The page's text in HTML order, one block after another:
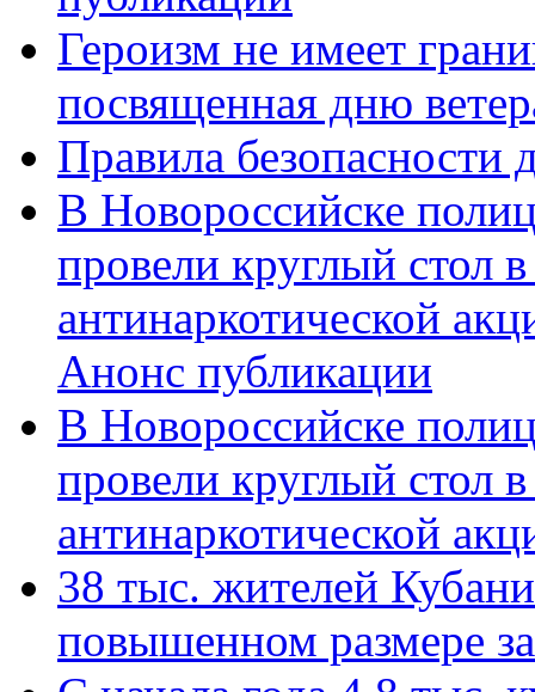
Героизм не имеет
посвященная дню
Правила безопасности
В Новороссийске
провели круглый стол
антинаркотической
Анонс публикации
В Новороссийске
провели круглый стол
антинаркотической
38 тыс. жителей
повышенном размере